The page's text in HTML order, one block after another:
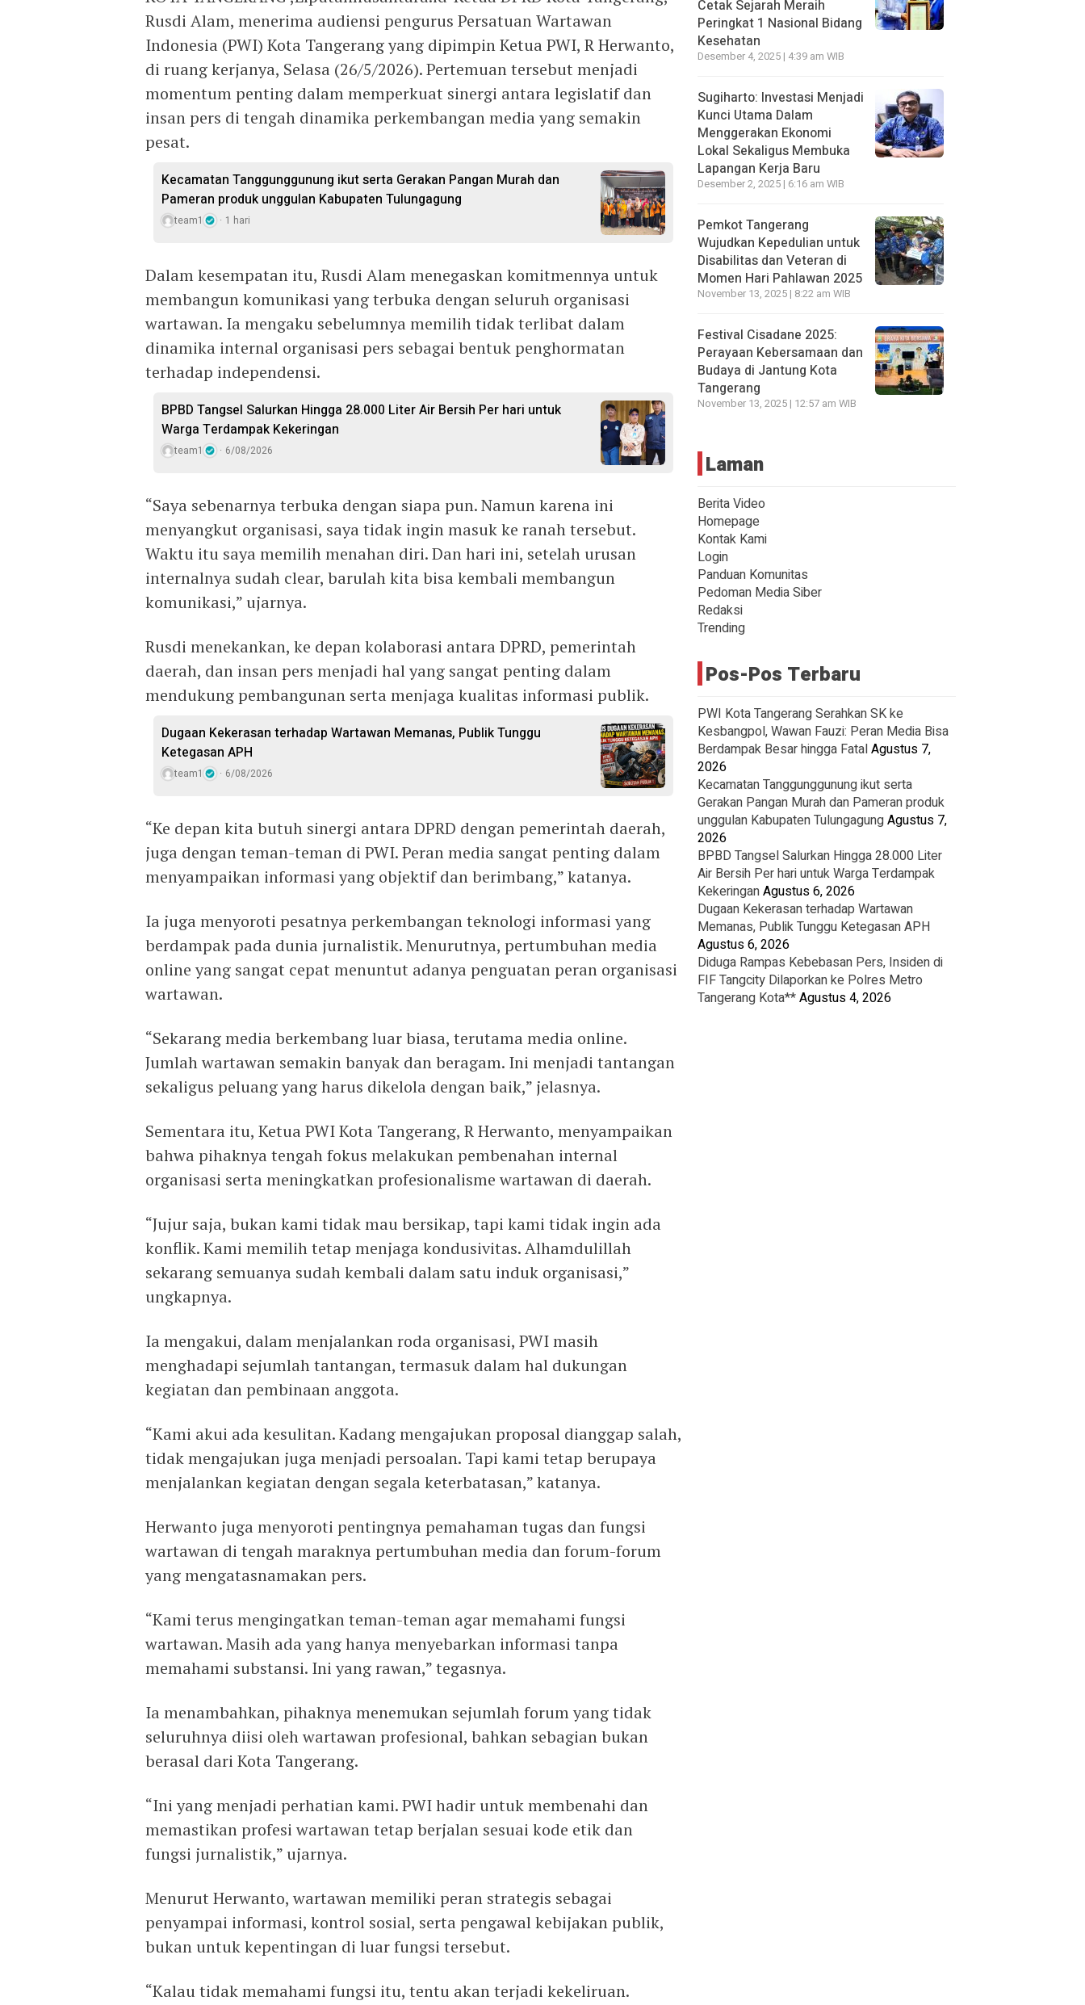
Rusdi Alam, menerima audiensi pengurus Persatuan Wartawan
Indonesia (PWI) Kota Tangerang yang dipimpin Ketua PWI, R Herwanto,
di ruang kerjanya, Selasa (26/5/2026). Pertemuan tersebut menjadi
momentum penting dalam memperkuat sinergi antara legislatif dan
insan pers di tengah dinamika perkembangan media yang semakin
pesat.
Kecamatan Tanggunggunung ikut serta Gerakan Pangan Murah dan
Pameran produk unggulan Kabupaten Tulungagung
team1 1 hari
Dalam kesempatan itu, Rusdi Alam menegaskan komitmennya untuk
membangun komunikasi yang terbuka dengan seluruh organisasi
wartawan. Ia mengaku sebelumnya memilih tidak terlibat dalam
dinamika internal organisasi pers sebagai bentuk penghormatan
terhadap independensi.
BPBD Tangsel Salurkan Hingga 28.000 Liter Air Bersih Per hari untuk
Warga Terdampak Kekeringan
team1 6/08/2026
“Saya sebenarnya terbuka dengan siapa pun. Namun karena ini
menyangkut organisasi, saya tidak ingin masuk ke ranah tersebut.
Waktu itu saya memilih menahan diri. Dan hari ini, setelah urusan
internalnya sudah clear, barulah kita bisa kembali membangun
komunikasi,” ujarnya.
Rusdi menekankan, ke depan kolaborasi antara DPRD, pemerintah
daerah, dan insan pers menjadi hal yang sangat penting dalam
mendukung pembangunan serta menjaga kualitas informasi publik.
Dugaan Kekerasan terhadap Wartawan Memanas, Publik Tunggu
Ketegasan APH
team1 6/08/2026
“Ke depan kita butuh sinergi antara DPRD dengan pemerintah daerah,
juga dengan teman-teman di PWI. Peran media sangat penting dalam
menyampaikan informasi yang objektif dan berimbang,” katanya.
Ia juga menyoroti pesatnya perkembangan teknologi informasi yang
berdampak pada dunia jurnalistik. Menurutnya, pertumbuhan media
online yang sangat cepat menuntut adanya penguatan peran organisasi
wartawan.
“Sekarang media berkembang luar biasa, terutama media online.
Jumlah wartawan semakin banyak dan beragam. Ini menjadi tantangan
sekaligus peluang yang harus dikelola dengan baik,” jelasnya.
Sementara itu, Ketua PWI Kota Tangerang, R Herwanto, menyampaikan
bahwa pihaknya tengah fokus melakukan pembenahan internal
organisasi serta meningkatkan profesionalisme wartawan di daerah.
“Jujur saja, bukan kami tidak mau bersikap, tapi kami tidak ingin ada
konflik. Kami memilih tetap menjaga kondusivitas. Alhamdulillah
sekarang semuanya sudah kembali dalam satu induk organisasi,”
ungkapnya.
Ia mengakui, dalam menjalankan roda organisasi, PWI masih
menghadapi sejumlah tantangan, termasuk dalam hal dukungan
kegiatan dan pembinaan anggota.
“Kami akui ada kesulitan. Kadang mengajukan proposal dianggap salah,
tidak mengajukan juga menjadi persoalan. Tapi kami tetap berupaya
menjalankan kegiatan dengan segala keterbatasan,” katanya.
Herwanto juga menyoroti pentingnya pemahaman tugas dan fungsi
wartawan di tengah maraknya pertumbuhan media dan forum-forum
yang mengatasnamakan pers.
“Kami terus mengingatkan teman-teman agar memahami fungsi
wartawan. Masih ada yang hanya menyebarkan informasi tanpa
memahami substansi. Ini yang rawan,” tegasnya.
Ia menambahkan, pihaknya menemukan sejumlah forum yang tidak
seluruhnya diisi oleh wartawan profesional, bahkan sebagian bukan
berasal dari Kota Tangerang.
“Ini yang menjadi perhatian kami. PWI hadir untuk membenahi dan
memastikan profesi wartawan tetap berjalan sesuai kode etik dan
fungsi jurnalistik,” ujarnya.
Menurut Herwanto, wartawan memiliki peran strategis sebagai
penyampai informasi, kontrol sosial, serta pengawal kebijakan publik,
bukan untuk kepentingan di luar fungsi tersebut.
“Kalau tidak memahami fungsi itu, tentu akan terjadi kekeliruan.
Cetak Sejarah Meraih
Peringkat 1 Nasional Bidang
Kesehatan
Desember 4, 2025 | 4:39 am WIB
Sugiharto: Investasi Menjadi
Kunci Utama Dalam
Menggerakan Ekonomi
Lokal Sekaligus Membuka
Lapangan Kerja Baru
Desember 2, 2025 | 6:16 am WIB
Pemkot Tangerang
Wujudkan Kepedulian untuk
Disabilitas dan Veteran di
Momen Hari Pahlawan 2025
November 13, 2025 | 8:22 am WIB
Festival Cisadane 2025:
Perayaan Kebersamaan dan
Budaya di Jantung Kota
Tangerang
November 13, 2025 | 12:57 am WIB
Laman
Berita Video
Homepage
Kontak Kami
Login
Panduan Komunitas
Pedoman Media Siber
Redaksi
Trending
Pos-Pos Terbaru
PWI Kota Tangerang Serahkan SK ke
Kesbangpol, Wawan Fauzi: Peran Media Bisa
Berdampak Besar hingga FatalAgustus 7,
2026
Kecamatan Tanggunggunung ikut serta
Gerakan Pangan Murah dan Pameran produk
unggulan Kabupaten TulungagungAgustus 7,
2026
BPBD Tangsel Salurkan Hingga 28.000 Liter
Air Bersih Per hari untuk Warga Terdampak
KekeringanAgustus 6, 2026
Dugaan Kekerasan terhadap Wartawan
Memanas, Publik Tunggu Ketegasan APH
Agustus 6, 2026
Diduga Rampas Kebebasan Pers, Insiden di
FIF Tangcity Dilaporkan ke Polres Metro
Tangerang Kota**Agustus 4, 2026